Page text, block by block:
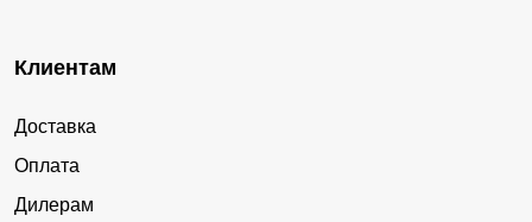
Клиентам
Доставка
Оплата
Дилерам